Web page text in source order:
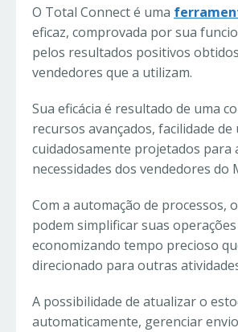
O Total Connect é uma
eficaz, comprovada por sua
pelos resultados positivos
vendedores que a utilizam.
Sua eficácia é resultado de uma
recursos avançados, facilidade de
cuidadosamente projetados para
necessidades dos vendedores do
Com a automação de processos,
podem simplificar suas
economizando tempo precioso
direcionado para outras
A possibilidade de atualizar o
automaticamente, gerenciar